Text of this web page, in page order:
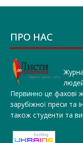
ПРО НАС
Первинно це фахові
зарубіжної преси та
також студенти та